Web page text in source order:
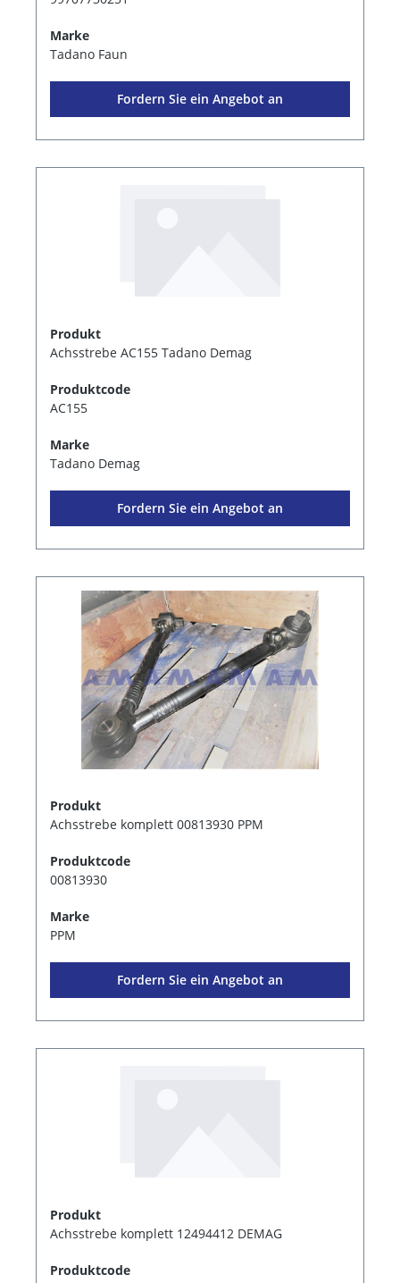
Marke
Tadano Faun
Fordern Sie ein Angebot an
Produkt
Achsstrebe AC155 Tadano Demag
Produktcode
AC155
Marke
Tadano Demag
Fordern Sie ein Angebot an
Produkt
Achsstrebe komplett 00813930 PPM
Produktcode
00813930
Marke
PPM
Fordern Sie ein Angebot an
Produkt
Achsstrebe komplett 12494412 DEMAG
Produktcode